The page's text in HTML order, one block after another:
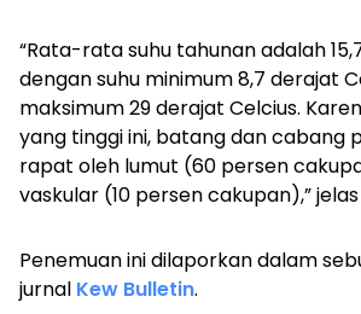
“Rata-rata suhu tahunan adalah
dengan suhu minimum 8,7 derajat
maksimum 29 derajat Celcius.
yang tinggi ini, batang dan cabang
rapat oleh lumut (60 persen
vaskular (10 persen cakupan),”
Penemuan ini dilaporkan dalam
jurnal Kew Bulletin.